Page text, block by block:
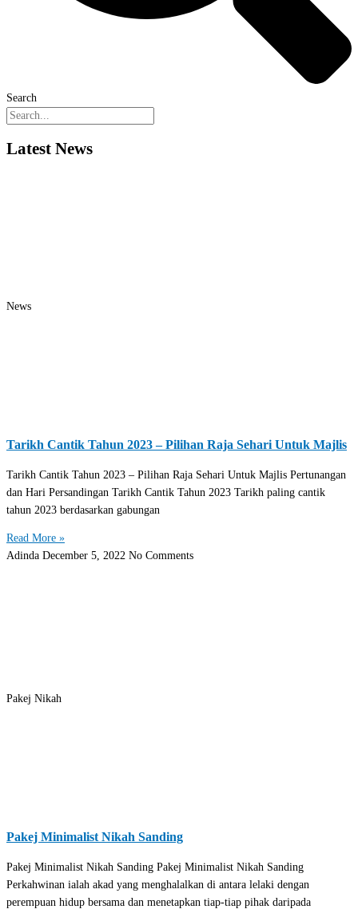
Search
Latest News
News
Tarikh Cantik Tahun 2023 – Pilihan Raja Sehari Untuk Majlis
Tarikh Cantik Tahun 2023 – Pilihan Raja Sehari Untuk Majlis Pertunangan
dan Hari Persandingan Tarikh Cantik Tahun 2023 Tarikh paling cantik
tahun 2023 berdasarkan gabungan
Read More »
Adinda December 5, 2022 No Comments
Pakej Nikah
Pakej Minimalist Nikah Sanding
Pakej Minimalist Nikah Sanding Pakej Minimalist Nikah Sanding
Perkahwinan ialah akad yang menghalalkan di antara lelaki dengan
perempuan hidup bersama dan menetapkan tiap-tiap pihak daripada